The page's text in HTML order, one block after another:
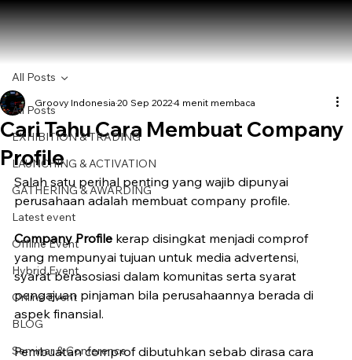
All Posts
EXHIBITION & TRADING
LAUNCHING & ACTIVATION
GATHERING & AWARDING
Latest event
Offline Event
Hybrid Event
Online Event
BLOG
Seminar & Conference
All Posts
Cari Tahu Cara Membuat Company
Profile
Groovy Indonesia 20 Sep 20224 menit membaca
Salah satu perihal penting yang wajib dipunyai
perusahaan adalah membuat company profile.
Company Profile kerap disingkat menjadi comprof
yang mempunyai tujuan untuk media advertensi,
syarat berasosiasi dalam komunitas serta syarat
pengajuan pinjaman bila perusahaannya berada di
aspek finansial.
Pembuatan comprof dibutuhkan sebab dirasa cara